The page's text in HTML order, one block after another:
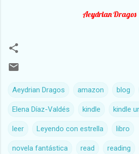
Aeydrian Dragos
Aeydrian Dragos amazon blog
Elena Díaz-Valdés kindle kindle
leer Leyendo con estrella libro
novela fantástica read reading